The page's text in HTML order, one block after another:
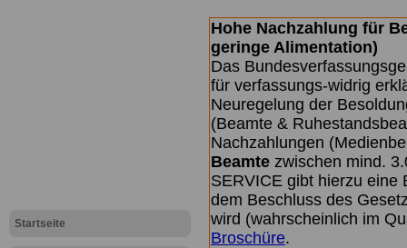
Startseite
Hohe Nachzahlung für
geringe Alimentation)
Das
für verfassungs-widrig
Neuregelung der
(Beamte &
Nachzahlungen
Beamte zwischen mind.
SERVICE gibt hierzu eine
dem Beschluss des
wird (wahrscheinlich im
Broschüre.